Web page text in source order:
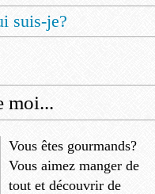
suis-je?
moi...
Vous êtes gourmands?
Vous aimez manger de
tout et découvrir de